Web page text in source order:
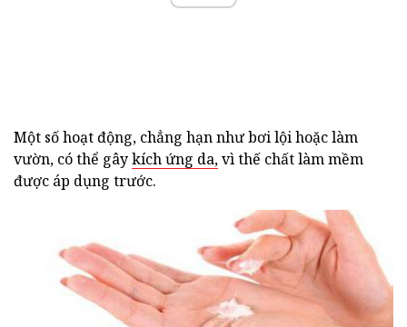
Một số hoạt động, chẳng hạn như bơi lội hoặc làm
vườn, có thể gâykích ứng da,vì thế chất làm mềm
được áp dụng trước.